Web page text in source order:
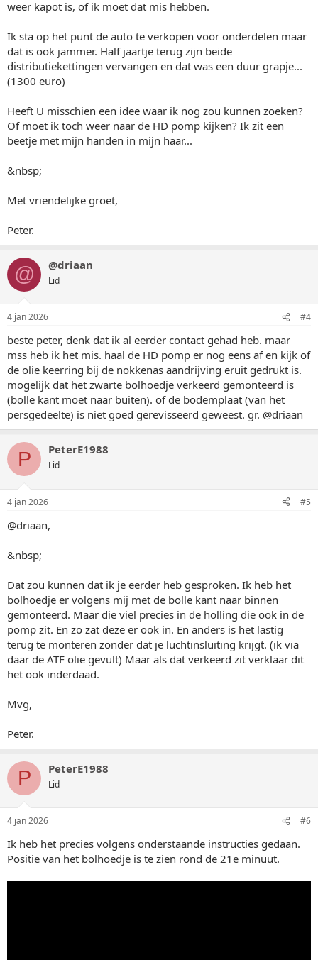
weer kapot is, of ik moet dat mis hebben.
Ik sta op het punt de auto te verkopen voor onderdelen maar
dat is ook jammer. Half jaartje terug zijn beide
distributiekettingen vervangen en dat was een duur grapje...
(1300 euro)
Heeft U misschien een idee waar ik nog zou kunnen zoeken?
Of moet ik toch weer naar de HD pomp kijken? Ik zit een
beetje met mijn handen in mijn haar...
&nbsp;
Met vriendelijke groet,
Peter.
@ @driaan
Lid
4 jan 2026 #4
beste peter, denk dat ik al eerder contact gehad heb. maar
mss heb ik het mis. haal de HD pomp er nog eens af en kijk of
de olie keerring bij de nokkenas aandrijving eruit gedrukt is.
mogelijk dat het zwarte bolhoedje verkeerd gemonteerd is
(bolle kant moet naar buiten). of de bodemplaat (van het
persgedeelte) is niet goed gerevisseerd geweest. gr. @driaan
P PeterE1988
Lid
4 jan 2026 #5
@driaan,
&nbsp;
Dat zou kunnen dat ik je eerder heb gesproken. Ik heb het
bolhoedje er volgens mij met de bolle kant naar binnen
gemonteerd. Maar die viel precies in de holling die ook in de
pomp zit. En zo zat deze er ook in. En anders is het lastig
terug te monteren zonder dat je luchtinsluiting krijgt. (ik via
daar de ATF olie gevult) Maar als dat verkeerd zit verklaar dit
het ook inderdaad.
Mvg,
Peter.
P PeterE1988
Lid
4 jan 2026 #6
Ik heb het precies volgens onderstaande instructies gedaan.
Positie van het bolhoedje is te zien rond de 21e minuut.